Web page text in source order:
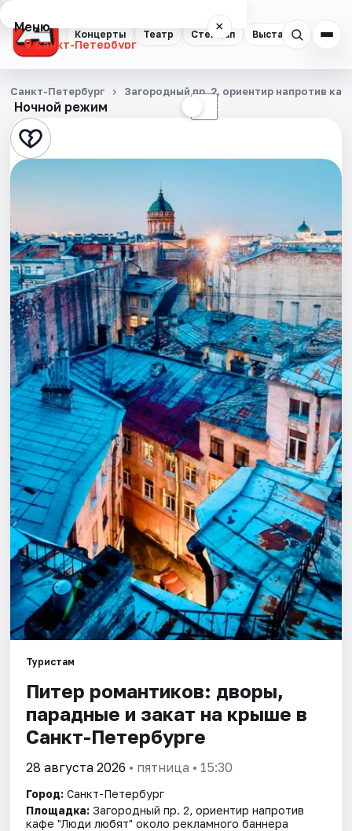
Концерты Театр Стендап Выставки
Меню ×
Санкт-Петербург
Концерты
Театр
Стендап
Квесты
Экскурсии
Спорт
События
Города
Площадки
Артисты
Рейтинги
Ночной режим ☾
Санкт-Петербург Загородный пр. 2, ориентир напротив
Туристам
Питер романтиков: дворы,
парадные и закат на крыше в
Санкт-Петербурге
28 августа 2026 • пятница • 15:30
Город: Санкт-Петербург
Площадка: Загородный пр. 2, ориентир напротив
кафе "Люди любят" около рекламного баннера